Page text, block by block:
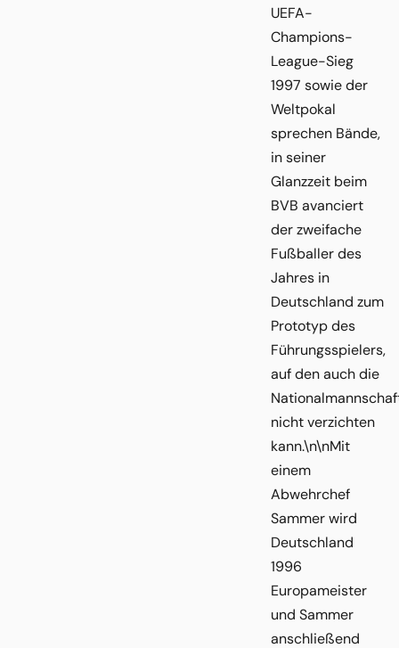
UEFA-
Champions-
League-Sieg
1997 sowie der
Weltpokal
sprechen Bände,
in seiner
Glanzzeit beim
BVB avanciert
der zweifache
Fußballer des
Jahres in
Deutschland zum
Prototyp des
Führungsspielers,
auf den auch die
nicht verzichten
kann.\n\nMit
einem
Abwehrchef
Sammer wird
Deutschland
1996
Europameister
und Sammer
anschließend